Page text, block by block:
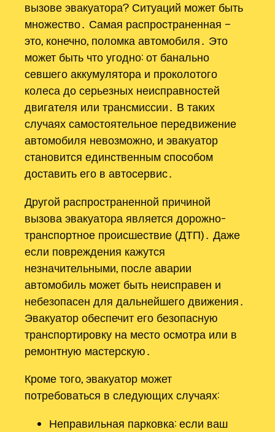
вызове эвакуатора? Ситуаций может быть
множество․ Самая распространенная –
это, конечно, поломка автомобиля․ Это
может быть что угодно: от банально
севшего аккумулятора и проколотого
колеса до серьезных неисправностей
двигателя или трансмиссии․ В таких
случаях самостоятельное передвижение
автомобиля невозможно, и эвакуатор
становится единственным способом
доставить его в автосервис․
Другой распространенной причиной
вызова эвакуатора является дорожно-
транспортное происшествие (ДТП)․ Даже
если повреждения кажутся
незначительными, после аварии
автомобиль может быть неисправен и
небезопасен для дальнейшего движения․
Эвакуатор обеспечит его безопасную
транспортировку на место осмотра или в
ремонтную мастерскую․
Кроме того, эвакуатор может
потребоваться в следующих случаях:
Неправильная парковка: если ваш